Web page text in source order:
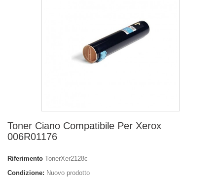
Toner Ciano Compatibile Per Xerox
006R01176
Riferimento TonerXer2128c
Condizione: Nuovo prodotto